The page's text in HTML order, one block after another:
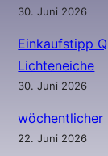
30. Juni 2026
Einkaufstipp
Lichteneiche
30. Juni 2026
wöchentlicher
22. Juni 2026